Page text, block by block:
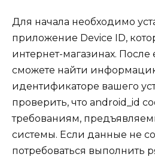
Для начала необходимо
приложение Device ID,
интернет-магазинах. После
сможете найти
идентификаторе вашего
проверить, что android_id
требованиям,
системы. Если данные не
потребоваться выполнить